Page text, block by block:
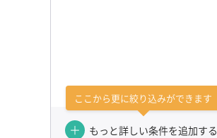
ここから更に絞り込みができます
もっと詳しい条件を追加する